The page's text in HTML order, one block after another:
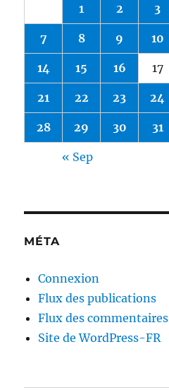
1 2 3
7 8 9 10
14 15 16 17
21 22 23 24
28 29 30 31
« Sep
MÉTA
Connexion
Flux des publications
Flux des commentaires
Site de WordPress-FR